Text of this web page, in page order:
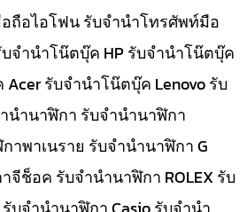
ถือไอโฟน รับจำนำโทรศัพท์มือ
จำนำโน๊ตบุ๊ค HP รับจำนำโน๊ตบุ๊ค
รับจำนำโน๊ตบุ๊ค Lenovo รับ
นำนาฬิกา รับจำนำนาฬิกา
าพาเนราย รับจำนำนาฬิกา G
จีช็อค รับจำนำนาฬิกา ROLEX รับ